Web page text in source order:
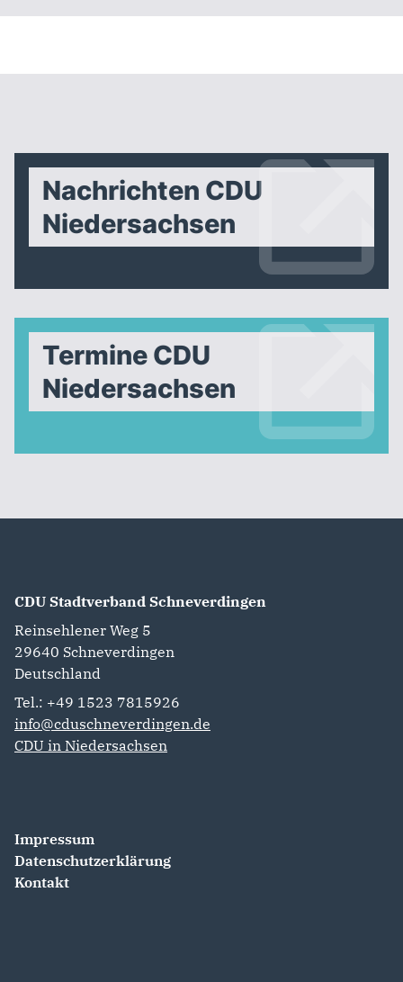
Nachrichten CDU
Niedersachsen
Termine CDU
Niedersachsen
CDU Stadtverband Schneverdingen
Reinsehlener Weg 5
29640 Schneverdingen
Deutschland
Tel.: +49 1523 7815926
info@cduschneverdingen.de
CDU in Niedersachsen
Impressum
Datenschutzerklärung
Kontakt